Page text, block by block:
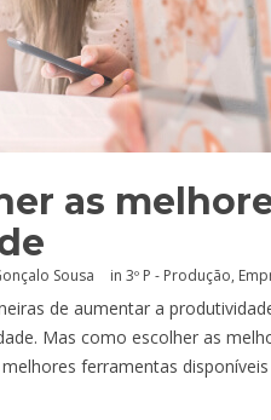
as
Sousa in 3º P - Produção,
de aumentar a
Mas como escolher as
ferramentas